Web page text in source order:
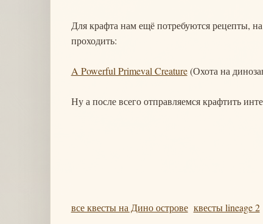
Для крафта нам ещё потребуются рецепты,
проходить:
A Powerful Primeval Creature(Охота на
Ну а после всего отправляемся крафтить
все квесты на Дино острове квесты lineage 2